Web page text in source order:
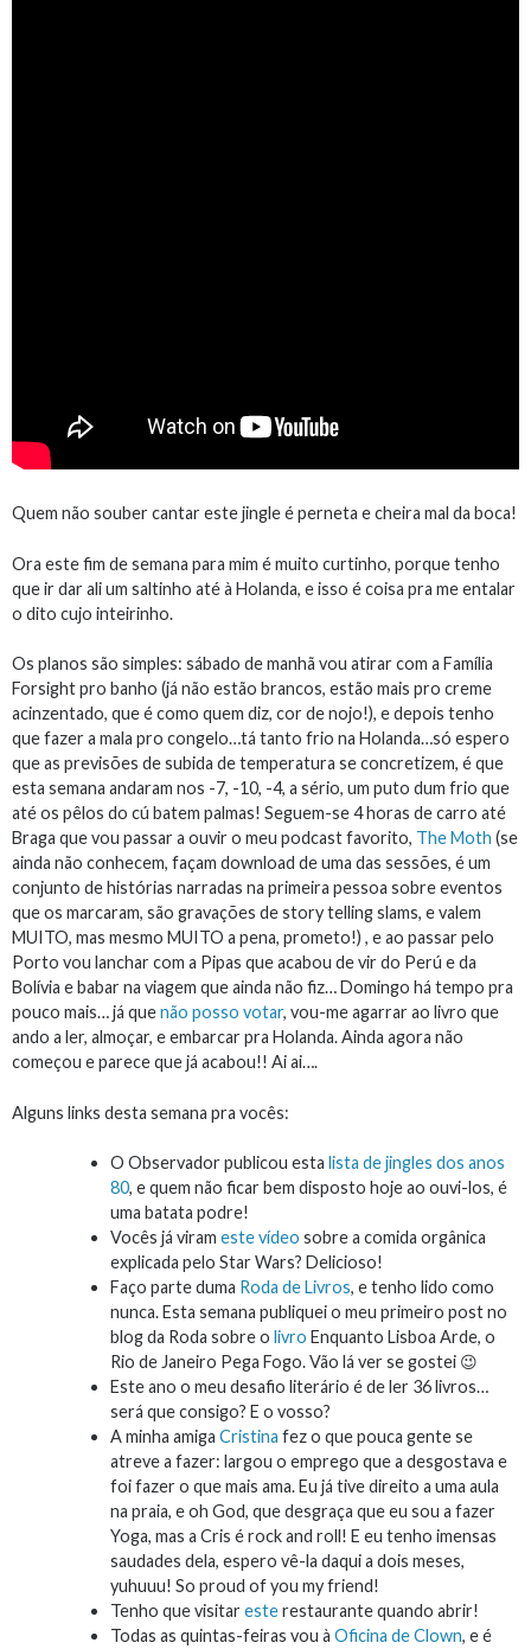
Quem não souber cantar este jingle é perneta e cheira mal da boca!
Ora este fim de semana para mim é muito curtinho, porque tenho
que ir dar ali um saltinho até à Holanda, e isso é coisa pra me entalar
o dito cujo inteirinho.
Os planos são simples: sábado de manhã vou atirar com a Família
Forsight pro banho (já não estão brancos, estão mais pro creme
acinzentado, que é como quem diz, cor de nojo!), e depois tenho
que fazer a mala pro congelo…tá tanto frio na Holanda…só espero
que as previsões de subida de temperatura se concretizem, é que
esta semana andaram nos -7, -10, -4, a sério, um puto dum frio que
até os pêlos do cú batem palmas! Seguem-se 4 horas de carro até
Braga que vou passar a ouvir o meu podcast favorito, The Moth (se
ainda não conhecem, façam download de uma das sessões, é um
conjunto de histórias narradas na primeira pessoa sobre eventos
que os marcaram, são gravações de story telling slams, e valem
MUITO, mas mesmo MUITO a pena, prometo!) , e ao passar pelo
Porto vou lanchar com a Pipas que acabou de vir do Perú e da
Bolívia e babar na viagem que ainda não fiz… Domingo há tempo pra
pouco mais… já quenão posso votar, vou-me agarrar ao livro que
ando a ler, almoçar, e embarcar pra Holanda. Ainda agora não
começou e parece que já acabou!! Ai ai….
Alguns links desta semana pra vocês:
O Observador publicou esta lista de jingles dos anos
80, e quem não ficar bem disposto hoje ao ouvi-los, é
uma batata podre!
Vocês já virameste vídeo sobre a comida orgânica
explicada pelo Star Wars? Delicioso!
Faço parte duma Roda de Livros, e tenho lido como
nunca. Esta semana publiquei o meu primeiro post no
blog da Roda sobre o livro Enquanto Lisboa Arde, o
Rio de Janeiro Pega Fogo. Vão lá ver se gostei 😉
Este ano o meu desafio literário é de ler 36 livros…
será que consigo? E o vosso?
A minha amigaCristina fez o que pouca gente se
atreve a fazer: largou o emprego que a desgostava e
foi fazer o que mais ama. Eu já tive direito a uma aula
na praia, e oh God, que desgraça que eu sou a fazer
Yoga, mas a Cris é rock and roll! E eu tenho imensas
saudades dela, espero vê-la daqui a dois meses,
yuhuuu! So proud of you my friend!
Tenho que visitaresterestaurante quando abrir!
Todas as quintas-feiras vou àOficina de Clown, e é